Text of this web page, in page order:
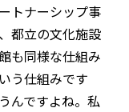
トナーシップ事
都立の文化施設
も同様な仕組み
う仕組みです
んですよね。私